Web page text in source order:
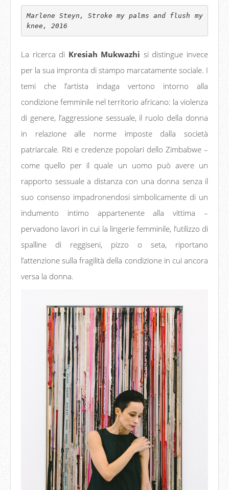
Marlene Steyn, Stroke my palms and flush my
knee, 2016
La ricerca di Kresiah Mukwazhi si distingue invece
per la sua impronta di stampo marcatamente sociale. I
temi che l’artista indaga vertono intorno alla
condizione femminile nel territorio africano: la violenza
di genere, l’aggressione sessuale, il ruolo della donna
in relazione alle norme imposte dalla società
patriarcale. Riti e credenze popolari dello Zimbabwe –
come quello per il quale un uomo può avere un
rapporto sessuale a distanza con una donna senza il
suo consenso impadronendosi simbolicamente di un
indumento intimo appartenente alla vittima –
pervadono lavori in cui la lingerie femminile, l’utilizzo di
spalline di reggiseni, pizzo o seta, riportano
l’attenzione sulla fragilità della condizione in cui ancora
versa la donna.